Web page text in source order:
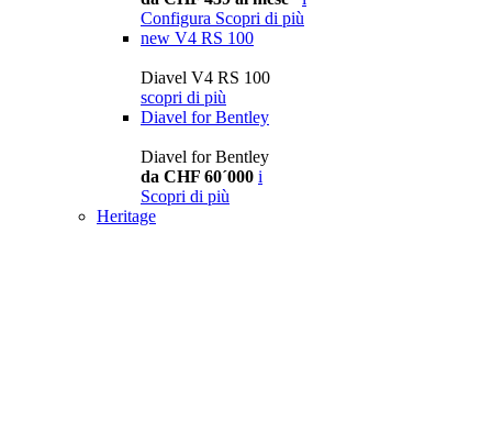
Configura Scopri di più
new V4 RS 100
Diavel V4 RS 100
scopri di più
Diavel for Bentley
Diavel for Bentley
da CHF 60´000 i
Scopri di più
Heritage